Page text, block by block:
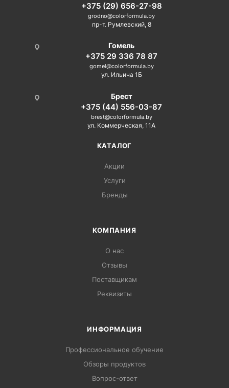
+375 (29) 656-27-98
grodno@colorformula.by
пр-т. Румлевский, 8
Гомель
+375 29 336 78 87
gomel@colorformula.by
ул. Ильича 1Б
Брест
+375 (44) 556-03-87
brest@colorformula.by
ул. Коммерческая, 11А
КАТАЛОГ
Акции
Услуги
Бренды
КОМПАНИЯ
О нас
Отзывы
Поставщикам
Реквизиты
ИНФОРМАЦИЯ
Профессиональное обучение
Обзоры продуктов
Вопрос-ответ